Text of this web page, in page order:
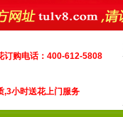
订购电话：400-612-5808
,3小时送花上门服务